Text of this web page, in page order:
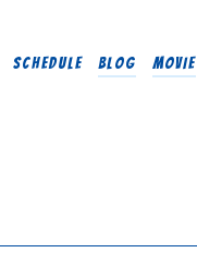
SCHEDULE BLOG MOVIE